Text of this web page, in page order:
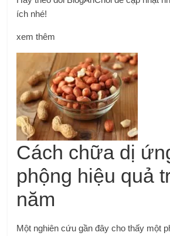
ích nhé!
xem thêm
Cách chữa dị
phộng hiệu quả
năm
Một nghiên cứu gần đây cho thấy một